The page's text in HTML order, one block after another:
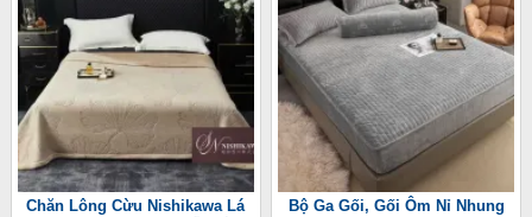
Chăn Lông Cừu Nishikawa Lá
Bộ Ga Gối, Gối Ôm Nỉ Nhung